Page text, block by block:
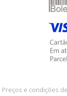
Preços e condições